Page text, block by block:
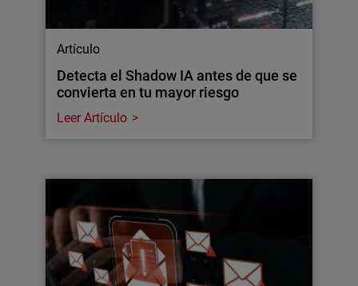
Artículo
Detecta el Shadow IA antes de que se
convierta en tu mayor riesgo
Leer Artículo